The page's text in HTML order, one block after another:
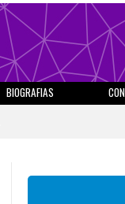
BIOGRAFIAS